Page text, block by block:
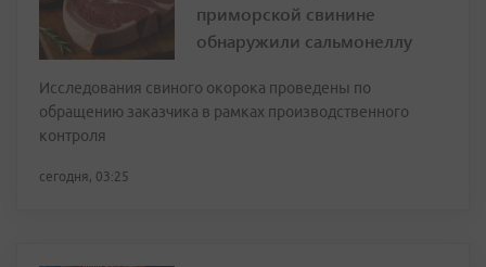
приморской свинине
обнаружили сальмонеллу
Исследования свиного окорока проведены по
обращению заказчика в рамках производственного
контроля
сегодня, 03:25